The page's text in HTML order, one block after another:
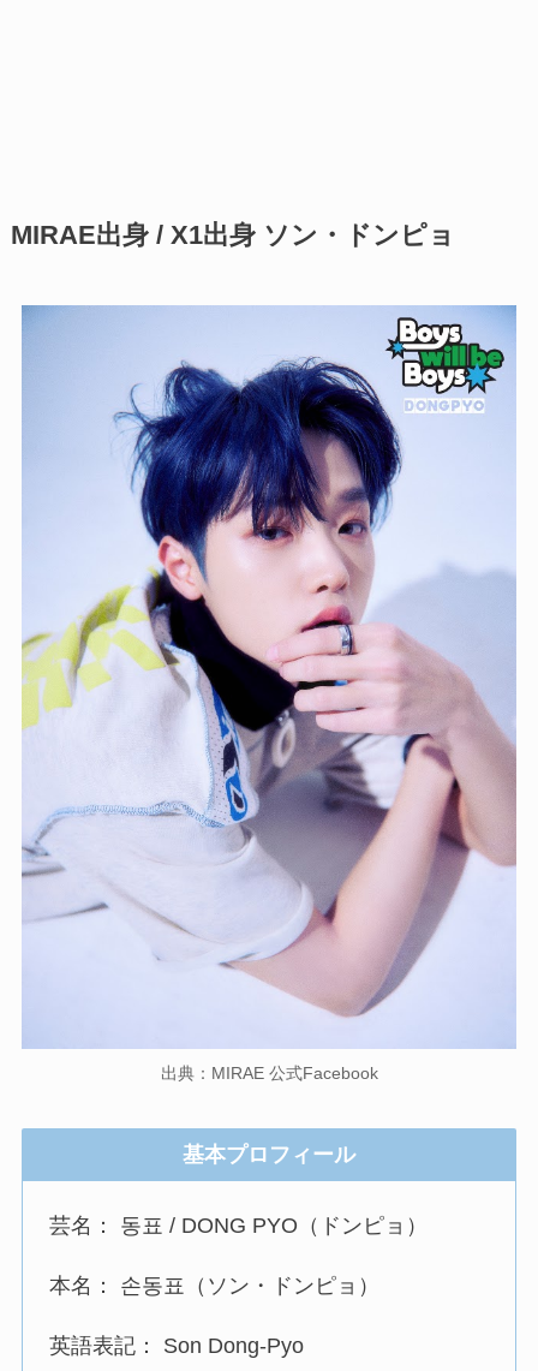
MIRAE出身 / X1出身 ソン・ドンピョ
出典：MIRAE 公式Facebook
基本プロフィール
芸名： 동표 / DONG PYO（ドンピョ）
本名： 손동표（ソン・ドンピョ）
英語表記： Son Dong-Pyo